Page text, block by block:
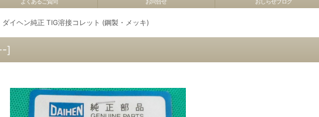
ダイヘン純正 TIG溶接コレット (鋼製・メッキ)
]